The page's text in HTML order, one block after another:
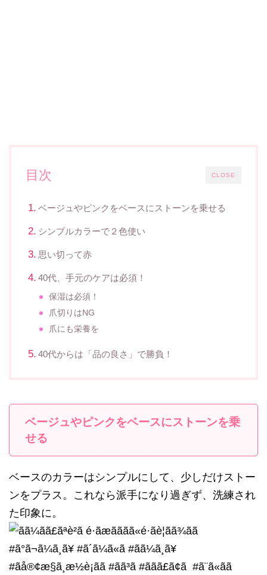
CLOSE
目次
ベージュやピンクをベースにストーンを乗せる
シンプルカラーで２色使い
思い切って赤
40代、手元のケアは必須！
保湿は必須！
爪切りはNG
爪にも栄養を
40代からは「品の良さ」で勝負！
ベージュやピンクをベースにストーンを乗
せる
ベースのカラーはシンプルにして、少しだけストー
ンをプラス。これなら派手になり過ぎず、洗練され
た印象に。